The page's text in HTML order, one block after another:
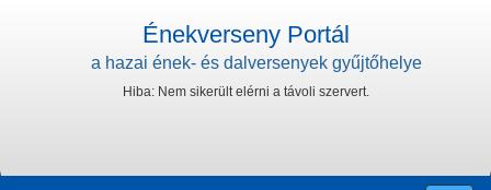
Énekverseny Portál
a hazai ének- és dalversenyek gyűjtőhelye
Hiba: Nem sikerült elérni a távoli szervert.